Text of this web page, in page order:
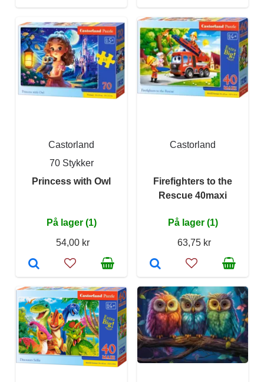
Castorland
70 Stykker
Princess with Owl
På lager (1)
54,00 kr
Castorland
Firefighters to the
Rescue 40maxi
På lager (1)
63,75 kr